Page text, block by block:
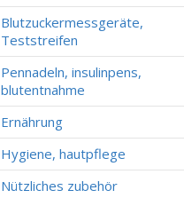
Blutzuckermessgeräte,
Teststreifen
Pennadeln, insulinpens,
blutentnahme
Ernährung
Hygiene, hautpflege
Nützliches zubehör